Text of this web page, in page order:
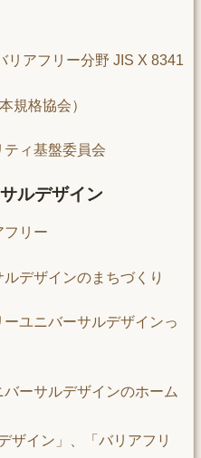
リアフリー分野 JIS X 8341
規格協会）
ティ基盤委員会
ルデザイン
フリー
デザインのまちづくり
ユニバーサルデザインっ
ーサルデザインのホーム
ザイン」、「バリアフリ